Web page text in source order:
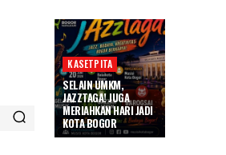
KASETPITA
SELAIN UMKM,
JAZZTAGA! JUGA
MERIAHKAN HARI JADI
KOTA BOGOR